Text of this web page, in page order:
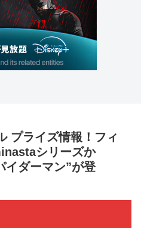
プライズ情報！フィ
シリーズか
イダーマン”が登